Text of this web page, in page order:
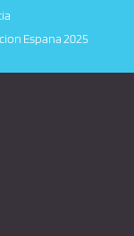
Espana 2025